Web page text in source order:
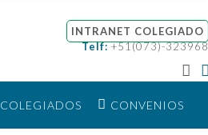
INTRANET COLEGIADO
Telf:+51(073)-323968
COLEGIADOS CONVENIOS